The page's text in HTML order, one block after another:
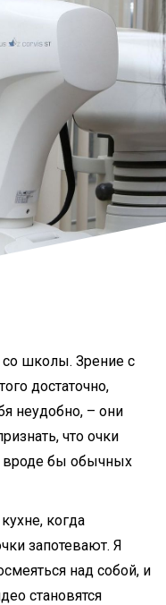
школы. Зрение с
достаточно,
неудобно, – они
что очки
вроде бы обычных
когда
запотевают. Я
над собой, и
становятся